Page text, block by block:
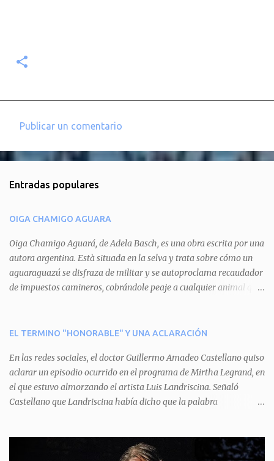
o
e
t
a
r
i
o
Publicar un comentario
Entradas populares
OIGA CHAMIGO AGUARA
Oiga Chamigo Aguará, de Adela Basch, es una obra escrita por una
autora argentina. Està situada en la selva y trata sobre cómo un
aguaraguazú se disfraza de militar y se autoproclama recaudador
de impuestos camineros, cobrándole peaje a cualquier animal que
aguará le provoca. De igual manera pasa con Tatú, el armadillo.
del aguará y pasa sin pagar. Por último, Tui, la cotorra, deja
expuesta la mentira del aguará y arenga a los otros tres
personajes a unirse para enfrentarlo. Finalmente, terminan por
quitarle el disfraz de militar, y el aguará huye despavorido al verse
una propuesta muy divertida con canciones en vivo, máscaras, una
EL TERMINO "HONORABLE" Y UNA ACLARACIÓN
En las redes sociales, el doctor Guillermo Amadeo Castellano quiso
aclarar un episodio ocurrido en el programa de Mirtha Legrand, en
el que estuvo almorzando el artista Luis Landriscina. Señaló
Castellano que Landriscina había dicho que la palabra
servicio a la patria y debía ser sin remuneración". Agrega el letrado